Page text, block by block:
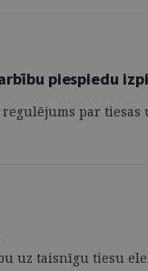
piespiedu
regulējums par
uz taisnīgu tiesu